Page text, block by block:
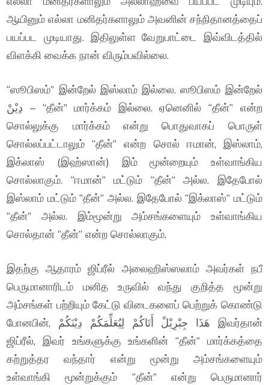
ஆயினும் எல்லா மனிதர்களாலும் அவனின் சந்நிதானத்தைப்
பயப்பட முடியாது. இதிலுள்ள வேறுபாட்டை இவ்விடத்தில்
விளக்கி வைக்க நான் விரும்பவில்லை.
“ஸூபிஸம்” இன்றேல் இஸ்லாம் இல்லை. ஸூபிஸம் இன்றேல்
دِيْنْ – “தீன்” மார்க்கம் இல்லை. ஏனெனில் “தீன்” என்ற
சொல்லுக்கு மார்க்கம் என்று பொதுவாகப் பொருள்
சொல்லப்பட்டாலும் “தீன்” என்ற சொல் ஈமான், இஸ்லாம்,
இக்லாஸ் (இஹ்ஸான்) இம் மூன்றையும் உள்வாங்கிய
சொல்லாகும். “ஈமான்” மட்டும் “தீன்” அல்ல. இதேபோல்
இஸ்லாம் மட்டும் “தீன்” அல்ல. இதேபோல் “இக்லாஸ்” மட்டும்
“தீன்” அல்ல. இம்மூன்று அம்சங்களையும் உள்வாங்கிய
சொல்தான் “தீன்” என்ற சொல்லாகும்.
இதற்கு ஆதாரம் ஜிப்ரீல் அலைஹிஸ்ஸலாம் அவர்கள் நபீ
பெருமானாரிடம் மனித உருவில் வந்து குறித்த மூன்று
அம்சங்கள் பற்றியும் கேட்டு விடைகளைப் பெற்றுக் கொண்டு
போனபின், هَذَا جِبْرِيْلْ أَتَاكُمْ لِيُعَلِّمَكُمْ دِيْنَكُمْ இவர்தான்
ஜிப்ரீல், இவர் உங்களுக்கு உங்களின் “தீன்” மார்க்கத்தை
கற்றுத்தர வந்தார் என்று மூன்று அம்சங்களையும்
உள்வாங்கி மூன்றுக்கும் “தீன்” என்று பெருமானார்